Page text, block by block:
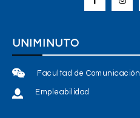
UNIMINUTO
Facultad de Comunicación
Empleabilidad